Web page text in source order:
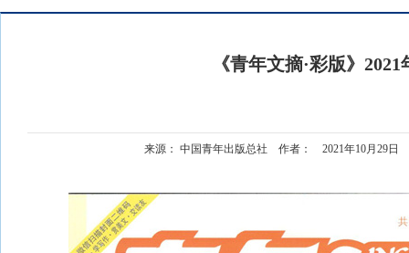
《青年文摘·彩版》2021
来源： 中国青年出版总社 作者： 2021年10月29日